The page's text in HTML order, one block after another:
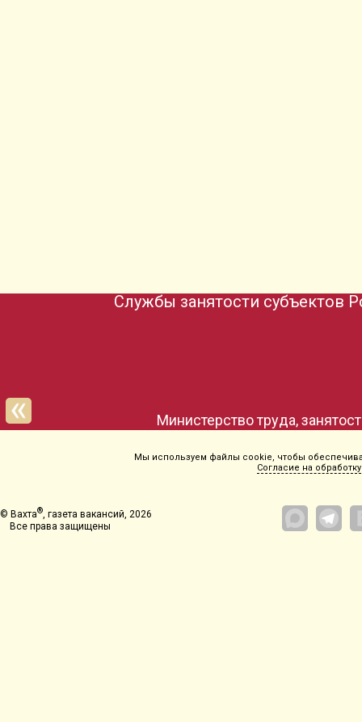
Министерство труда,
Службы занятости субъектов
Мы используем файлы cookie, чтобы
Согласие на обработку
© Вахта® , газета вакансий, 2026
Все права защищены